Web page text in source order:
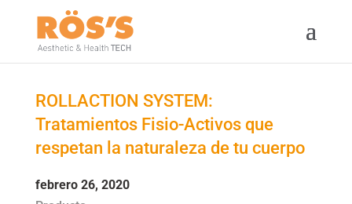
ROLLACTION SYSTEM:
Tratamientos Fisio-Activos que
respetan la naturaleza de tu cuerpo
febrero 26, 2020